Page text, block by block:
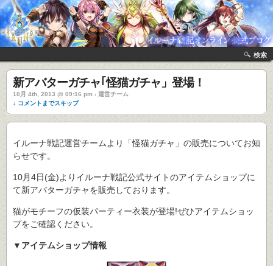
検索
新アバターガチャ｢怪猫ガチャ」登場！
10月 4th, 2013 @ 09:16 pm › 運営チーム
↓ コメントまでスキップ
イルーナ戦記運営チームより「怪猫ガチャ」の販売についてお知
らせです。
10月4日(金)よりイルーナ戦記公式サイトのアイテムショップに
て新アバターガチャを販売しております。
猫がモチーフの仮装パーティー衣装が登場!ぜひアイテムショッ
プをご確認ください。
▼アイテムショップ情報